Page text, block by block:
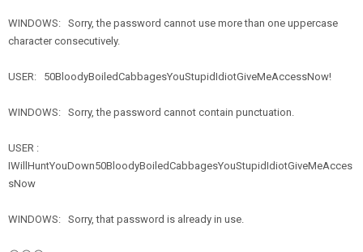
WINDOWS: Sorry, the password cannot use more than one uppercase
character consecutively.
USER: 50BloodyBoiledCabbagesYouStupidIdiotGiveMeAccessNow!
WINDOWS: Sorry, the password cannot contain punctuation.
USER :
IWillHuntYouDown50BloodyBoiledCabbagesYouStupidIdiotGiveMeAcces
sNow
WINDOWS: Sorry, that password is already in use.